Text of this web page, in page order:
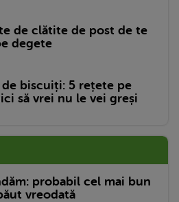
de clătite de post de te
degete
de biscuiți: 5 rețete pe
să vrei nu le vei greși
probabil cel mai bun
vreodată